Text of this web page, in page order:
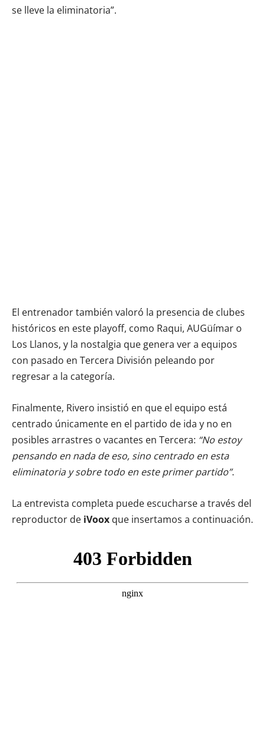
se lleve la eliminatoria”.
El entrenador también valoró la presencia de clubes
históricos en este playoff, como Raqui, AUGüímar o
Los Llanos, y la nostalgia que genera ver a equipos
con pasado en Tercera División peleando por
regresar a la categoría.
Finalmente, Rivero insistió en que el equipo está
centrado únicamente en el partido de ida y no en
posibles arrastres o vacantes en Tercera: “No estoy
pensando en nada de eso, sino centrado en esta
eliminatoria y sobre todo en este primer partido”.
La entrevista completa puede escucharse a través del
reproductor de iVoox que insertamos a continuación.